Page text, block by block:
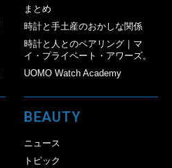
まとめ
時計と手土産のおかしな関係
時計と人とのペアリング｜マ
イ・プライベート・アワーズ。
UOMO Watch Academy
BEAUTY
ニュース
トピック